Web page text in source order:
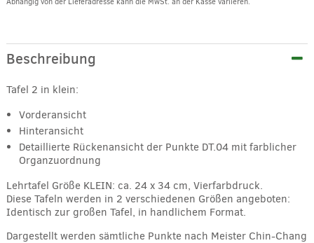
Beschreibung
Tafel 2 in klein:
Vorderansicht
Hinteransicht
Detaillierte Rückenansicht der Punkte DT.04 mit farblicher
Organzuordnung
Lehrtafel Größe KLEIN: ca. 24 x 34 cm, Vierfarbdruck.
Diese Tafeln werden in 2 verschiedenen Größen angeboten:
Identisch zur großen Tafel, in handlichem Format.
Dargestellt werden sämtliche Punkte nach Meister Chin-Chang